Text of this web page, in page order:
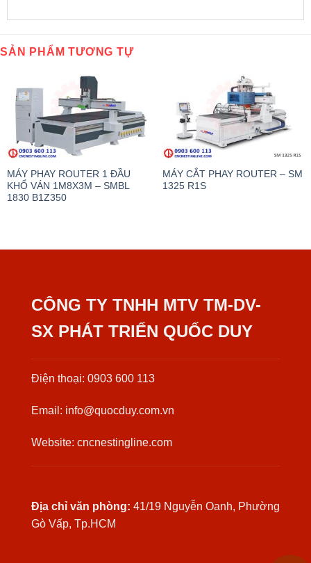
SẢN PHẨM TƯƠNG TỰ
MÁY PHAY ROUTER 1 ĐẦU
KHỔ VÁN 1M8X3M – SMBL
1830 B1Z350
MÁY CẮT PHAY ROUTER – SM
1325 R1S
CÔNG TY TNHH MTV TM-DV-
SX PHÁT TRIỂN QUỐC DUY
Điện thoại: 0903 600 113
Email: info@quocduy.com.vn
Website: cncnestingline.com
Địa chỉ văn phòng: 41/19 Nguyễn Oanh, Phường
Gò Vấp, Tp.HCM